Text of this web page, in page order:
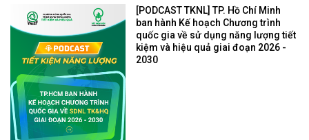
[PODCAST TKNL] TP. Hồ Chí Minh
ban hành Kế hoạch Chương trình
quốc gia về sử dụng năng lượng tiết
kiệm và hiệu quả giai đoạn 2026 -
2030